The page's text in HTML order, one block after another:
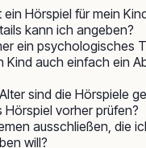
Hörspiel für mein
kann ich angeben?
ein psychologisches
Kind auch einfach ein
sind die Hörspiele
Hörspiel vorher prüfen?
ausschließen, die
will?